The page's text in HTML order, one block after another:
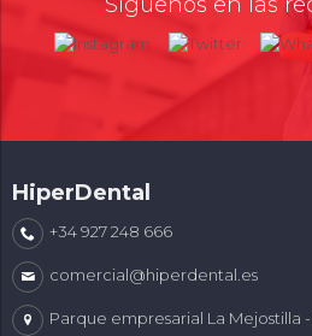
HiperDental
+34 927 248 666
comercial@hiperdental.es
Parque empresarial La Mejostilla